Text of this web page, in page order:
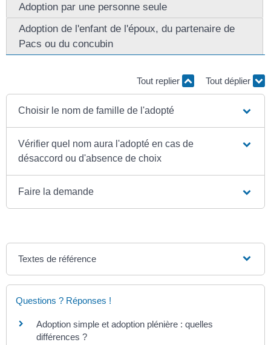
Adoption par une personne seule
Adoption de l'enfant de l'époux, du partenaire de
Pacs ou du concubin
Tout replier Tout déplier
Choisir le nom de famille de l'adopté
Vérifier quel nom aura l'adopté en cas de
désaccord ou d'absence de choix
Faire la demande
Textes de référence
Questions ? Réponses !
Adoption simple et adoption plénière : quelles
différences ?